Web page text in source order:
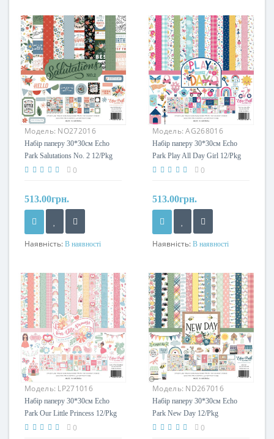
Модель: NO272016
Набір паперу 30*30см Echo
Park Salutations No. 2 12/Pkg
0
513.00грн.
Наявність: В наявності
Тип друку
двостороння
Щільність паперу
180 гр/м2
Модель:AG268016
Набір паперу 30*30см Echo
Park Play All Day Girl 12/Pkg
0
513.00грн.
Наявність: В наявності
Тип друку
двостороння
Щільність паперу
180 гр/м2
Модель: LP271016
Набір паперу 30*30см Echo
Park Our Little Princess 12/Pkg
0
Модель: ND267016
Набір паперу 30*30см Echo
Park New Day 12/Pkg
0